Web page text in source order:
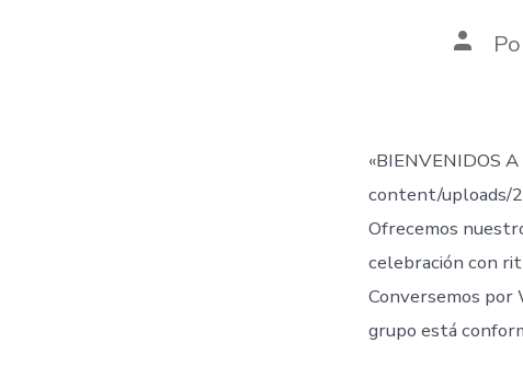
Autor
«BIENVENIDOS
content/uploads/
Ofrecemos
celebración con
Conversemos por
grupo está